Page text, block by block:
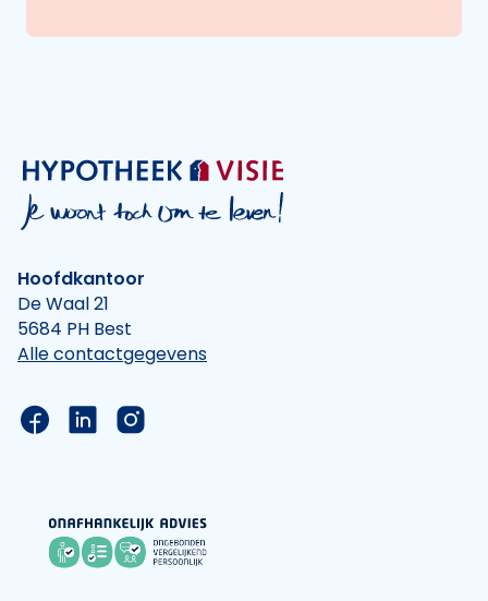
Hoofdkantoor
De Waal 21
5684 PH Best
Alle contactgegevens
Link naar de Facebook pagina van Hypotheek
Link naar de LinkedIn pagina van
Link naar de Instagram pagina van